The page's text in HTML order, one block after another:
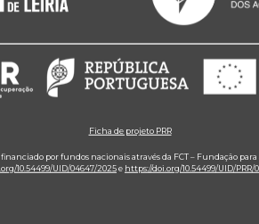
Ficha de projeto PRR
por fundos nacionais através da FCT – Fundação
10.54499/UID/04647/2025e https://doi.org/10.54499/UID/PRR/